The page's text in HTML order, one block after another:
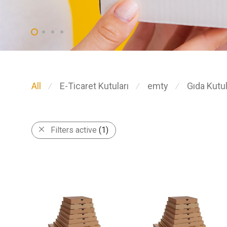
All ⁄ E-Ticaret Kutuları ⁄ emty ⁄ Gıda
Filters active (1)